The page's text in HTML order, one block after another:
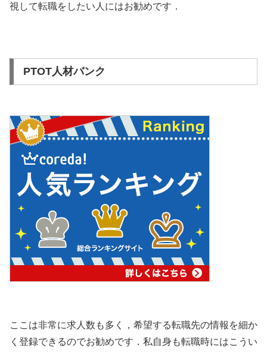
視して転職をしたい人にはお勧めです．
PTOT人材バンク
ここは非常に求人数も多く，希望する転職先の情報を細か
く登録できるのでお勧めです．私自身も転職時にはこうい